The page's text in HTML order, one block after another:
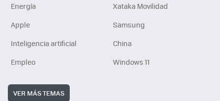
Energía
Xataka Movilidad
Apple
Samsung
Inteligencia artificial
China
Empleo
Windows 11
VER MÁS TEMAS